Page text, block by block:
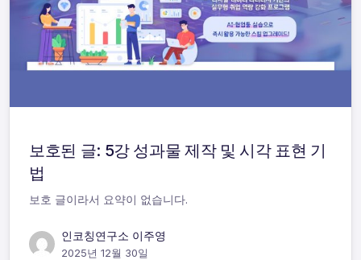
보호된 글: 5강 성과물 제작 및 시각 표현 기
법
보호 글이라서 요약이 없습니다.
인코칭연구소 이주영
2025년 12월 30일